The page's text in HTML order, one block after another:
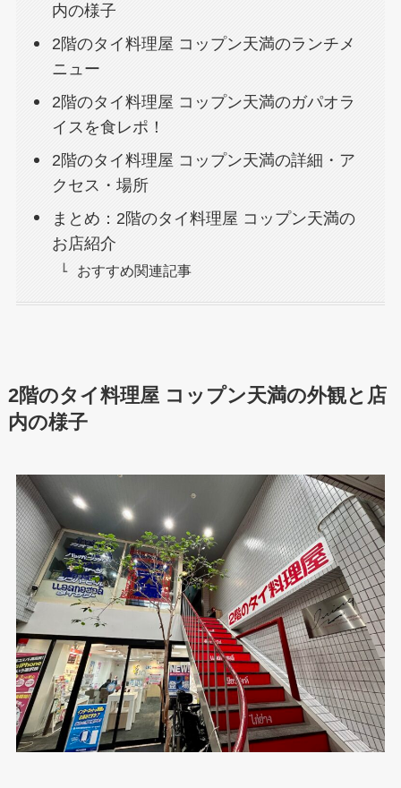
内の様子
2階のタイ料理屋 コップン天満のランチメ
ニュー
2階のタイ料理屋 コップン天満のガパオラ
イスを食レポ！
2階のタイ料理屋 コップン天満の詳細・ア
クセス・場所
まとめ：2階のタイ料理屋 コップン天満の
お店紹介
おすすめ関連記事
2階のタイ料理屋コップン天満の外観と店
内の様子